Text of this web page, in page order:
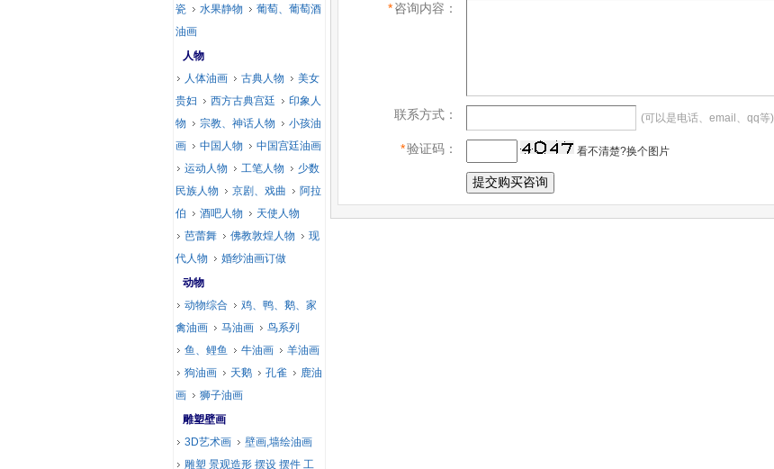
*咨询内容：
联系方式： (可以是电话、email、qq等)
*验证码： 看不清楚?换个图片
瓷
水果静物
葡萄、葡萄酒
油画
人物
人体油画
古典人物
美女
贵妇
西方古典宫廷
印象人
物
宗教、神话人物
小孩油
画
中国人物
中国宫廷油画
运动人物
工笔人物
少数
民族人物
京剧、戏曲
阿拉
伯
酒吧人物
天使人物
芭蕾舞
佛教敦煌人物
现
代人物
婚纱油画订做
动物
动物综合
鸡、鸭、鹅、家
禽油画
马油画
鸟系列
鱼、鲤鱼
牛油画
羊油画
狗油画
天鹅 孔雀
鹿油
画
狮子油画
雕塑壁画
3D艺术画
壁画,墙绘油画
雕塑 景观造形 摆设 摆件 工